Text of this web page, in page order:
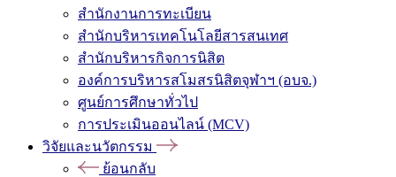
สำนักงานการทะเบียน
สำนักบริหารเทคโนโลยีสารสนเทศ
สำนักบริหารกิจการนิสิต
องค์การบริหารสโมสรนิสิตจุฬาฯ (อบจ.)
ศูนย์การศึกษาทั่วไป
การประเมินออนไลน์ (MCV)
วิจัยและนวัตกรรม
ย้อนกลับ